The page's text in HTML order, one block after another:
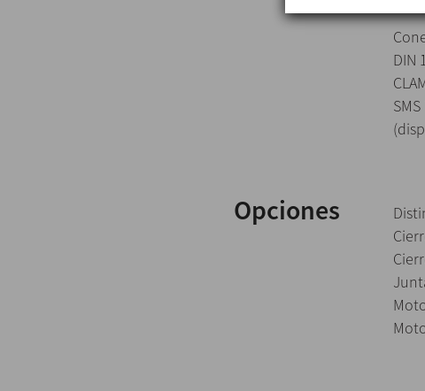
DIN
Opciones